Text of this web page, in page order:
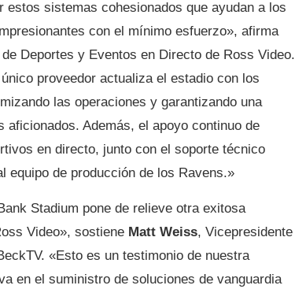
estos sistemas cohesionados que ayudan a los
con el mínimo esfuerzo», afirma
Deportes y Eventos en Directo de Ross Video.
proveedor actualiza el estadio con los
las operaciones y garantizando una
aficionados. Además, el apoyo continuo de
en directo, junto con el soporte técnico
equipo de producción de los Ravens.»
Stadium pone de relieve otra exitosa
Video», sostiene Matt Weiss, Vicepresidente
«Esto es un testimonio de nuestra
en el suministro de soluciones de vanguardia